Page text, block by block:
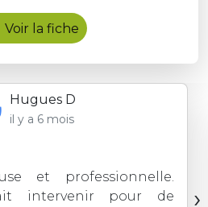
Voir la fiche
Hugues D
il y a 6 mois
et professionnelle.
intervenir pour de
›